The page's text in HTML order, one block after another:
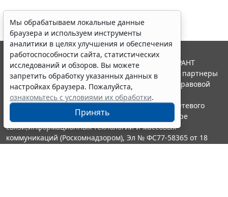
Мы обрабатываем локальные данные
браузера и используем инструменты
аналитики в целях улучшения и обеспечения
работоспособности сайта, статистических
исследований и обзоров. Вы можете
запретить обработку указанных данных в
настройках браузера. Пожалуйста,
ознакомьтесь с условиями их обработки.
Принять
© ООО "НПП "ГАРАНТ-СЕРВИС", 2026. Система ГАРАНТ
выпускается с 1990 года. Компания "Гарант" и ее партнеры
являются участниками Российской ассоциации правовой
информации ГАРАНТ.
Портал ГАРАНТ.РУ зарегистрирован в качестве сетевого
издания Федеральной службой по надзору в сфере
связи,информационных технологий и массовых
коммуникаций (Роскомнадзором), Эл № ФС77-58365 от 18